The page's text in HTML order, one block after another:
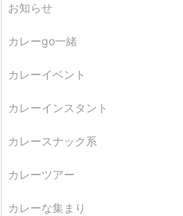
お知らせ
カレーgo一緒
カレーイベント
カレーインスタント
カレースナック系
カレーツアー
カレーな集まり